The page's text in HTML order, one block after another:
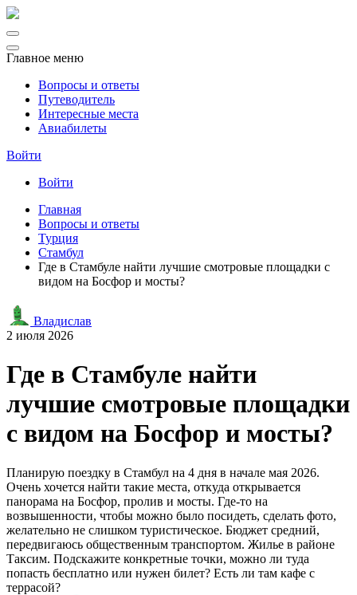
Главное меню
Вопросы и ответы
Путеводитель
Интересные места
Авиабилеты
Войти
Войти
Главная
Вопросы и ответы
Турция
Стамбул
Где в Стамбуле найти лучшие смотровые площадки с
видом на Босфор и мосты?
Владислав
2 июля 2026
Где в Стамбуле найти
лучшие смотровые площадки
с видом на Босфор и мосты?
Планирую поездку в Стамбул на 4 дня в начале мая 2026.
Очень хочется найти такие места, откуда открывается
панорама на Босфор, пролив и мосты. Где-то на
возвышенности, чтобы можно было посидеть, сделать фото,
желательно не слишком туристическое. Бюджет средний,
передвигаюсь общественным транспортом. Жилье в районе
Таксим. Подскажите конкретные точки, можно ли туда
попасть бесплатно или нужен билет? Есть ли там кафе с
террасой?